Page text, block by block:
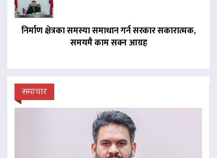
निर्माण क्षेत्रका समस्या समाधान गर्न सरकार सकारात्मक,
समयमै काम सक्न आग्रह
समाचार